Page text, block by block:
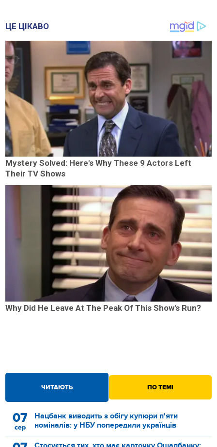
ЧИТАЮТЬ ПО ТЕМІ
07
сер
Нацбанк виводить з обігу купюри п'яти
номіналів: у НБУ попередили українців
ЦЕ ЦІКАВО
Mystery Solved: Here's Why These 9 Actors Left
Their TV Shows
Why Did He Leave At The Peak Of This Show's Run?